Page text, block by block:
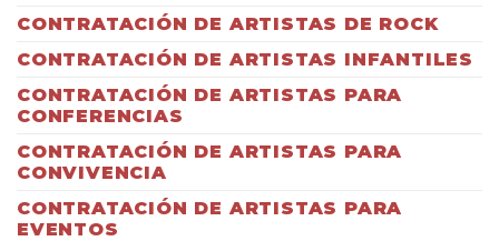
CONTRATACIÓN DE ARTISTAS DE ROCK
CONTRATACIÓN DE ARTISTAS INFANTILES
CONTRATACIÓN DE ARTISTAS PARA
CONFERENCIAS
CONTRATACIÓN DE ARTISTAS PARA
CONVIVENCIA
CONTRATACIÓN DE ARTISTAS PARA
EVENTOS